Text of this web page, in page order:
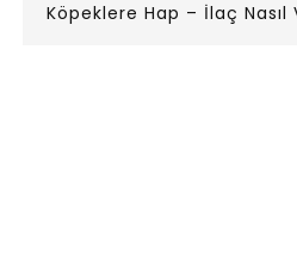
Köpeklere Hap – İlaç Nasıl